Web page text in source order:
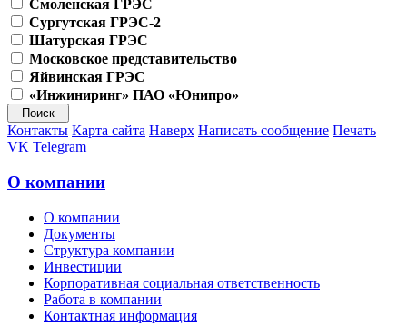
Смоленская ГРЭС
Сургутская ГРЭС-2
Шатурская ГРЭС
Московское представительство
Яйвинская ГРЭС
«Инжиниринг» ПАО «Юнипро»
Контакты Карта сайта Наверх Написать сообщение Печать
VK Telegram
О компании
О компании
Документы
Структура компании
Инвестиции
Корпоративная социальная ответственность
Работа в компании
Контактная информация